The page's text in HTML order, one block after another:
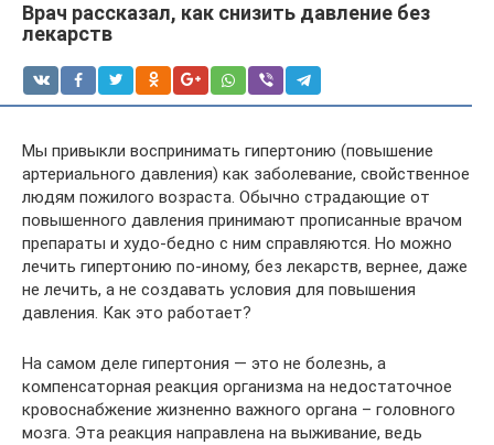
Врач рассказал, как снизить давление без
лекарств
Мы привыкли воспринимать гипертонию (повышение
артериального давления) как заболевание, свойственное
людям пожилого возраста. Обычно страдающие от
повышенного давления принимают прописанные врачом
препараты и худо-бедно с ним справляются. Но можно
лечить гипертонию по-иному, без лекарств, вернее, даже
не лечить, а не создавать условия для повышения
давления. Как это работает?
На самом деле гипертония — это не болезнь, а
компенсаторная реакция организма на недостаточное
кровоснабжение жизненно важного органа – головного
мозга. Эта реакция направлена на выживание, ведь